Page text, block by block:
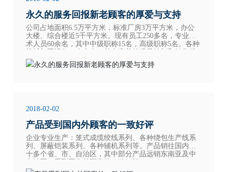
永久的服务回报新老顾客的厚爱与支持
公司占地面积6.5万平方米，标准厂房3万平方米，办公
大楼、综合楼近5千平方米。现有员工250多名，专业技
术人员60余名，其中中级职称15名，高级职称5名。各种
务体系。
2018-02-02
产品受到国内外顾客的一致好评
企业专业生产：笼式成缆绞线系列、各种绕包生产线系
列、屏蔽铠装系列、各种辅机系列等。产品销往国内二
十多个省、市、自治区，其中部分产品远销东南亚及中
东地区，受到国内外顾客的一致好评。